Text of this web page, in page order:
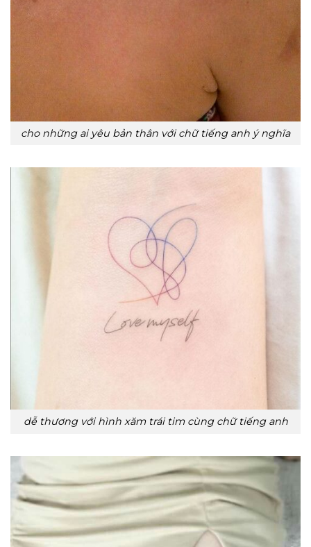
cho những ai yêu bản thân với chữ tiếng anh ý nghĩa
dễ thương với hình xăm trái tim cùng chữ tiếng anh